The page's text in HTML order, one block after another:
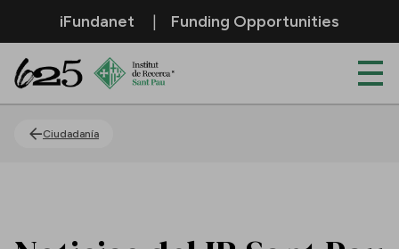
Saltar al contenido principal
iFundanet Funding Opportunities
Ciudadanía